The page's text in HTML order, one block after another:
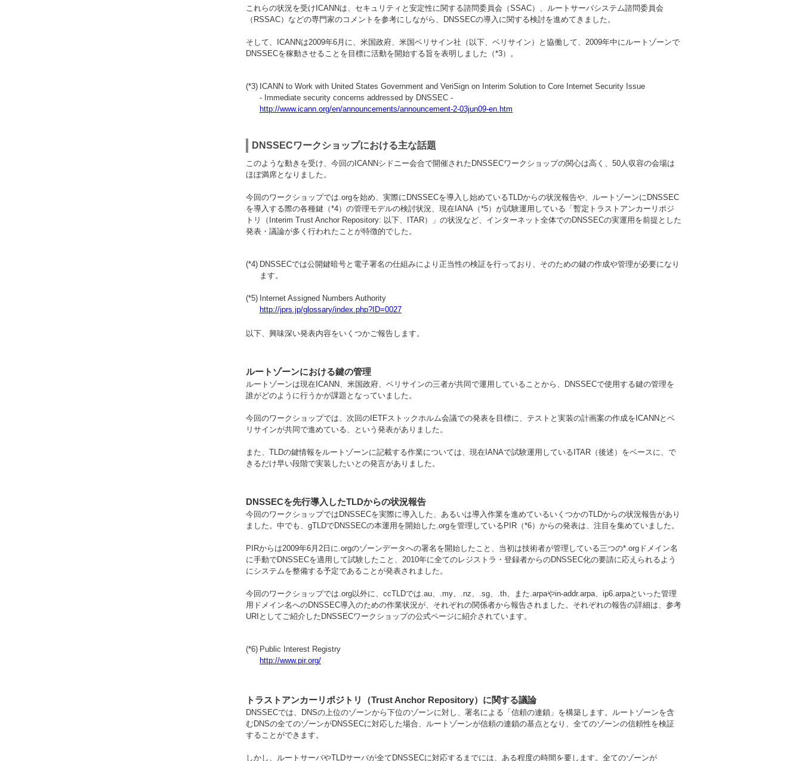
これらの状況を受けICANNは、セキュリティと安定性に関する諮問委員会（SSAC）、ルートサーバシステム諮問委員会
（RSSAC）などの専門家のコメントを参考にしながら、DNSSECの導入に関する検討を進めてきました。
そして、ICANNは2009年6月に、米国政府、米国ベリサイン社（以下、ベリサイン）と協働して、2009年中にルートゾーンで
DNSSECを稼動させることを目標に活動を開始する旨を表明しました（*3）。
(*3) ICANN to Work with United States Government and VeriSign on Interim Solution to Core Internet Security Issue
- Immediate security concerns addressed by DNSSEC -
http://www.icann.org/en/announcements/announcement-2-03jun09-en.htm
DNSSECワークショップにおける主な話題
このような動きを受け、今回のICANNシドニー会合で開催されたDNSSECワークショップの関心は高く、50人収容の会場は
ほぼ満席となりました。
今回のワークショップでは.orgを始め、実際にDNSSECを導入し始めているTLDからの状況報告や、ルートゾーンにDNSSEC
を導入する際の各種鍵（*4）の管理モデルの検討状況、現在IANA（*5）が試験運用している「暫定トラストアンカーリポジ
トリ（Interim Trust Anchor Repository: 以下、ITAR）」の状況など、インターネット全体でのDNSSECの実運用を前提とした
発表・議論が多く行われたことが特徴的でした。
(*4) DNSSECでは公開鍵暗号と電子署名の仕組みにより正当性の検証を行っており、そのための鍵の作成や管理が必要になり
ます。
(*5) Internet Assigned Numbers Authority
http://jprs.jp/glossary/index.php?ID=0027
以下、興味深い発表内容をいくつかご報告します。
ルートゾーンにおける鍵の管理
ルートゾーンは現在ICANN、米国政府、ベリサインの三者が共同で運用していることから、DNSSECで使用する鍵の管理を
誰がどのように行うかが課題となっていました。
今回のワークショップでは、次回のIETFストックホルム会議での発表を目標に、テストと実装の計画案の作成をICANNとベ
リサインが共同で進めている、という発表がありました。
また、TLDの鍵情報をルートゾーンに記載する作業については、現在IANAで試験運用しているITAR（後述）をベースに、で
きるだけ早い段階で実装したいとの発言がありました。
DNSSECを先行導入したTLDからの状況報告
今回のワークショップではDNSSECを実際に導入した、あるいは導入作業を進めているいくつかのTLDからの状況報告があり
ました。中でも、gTLDでDNSSECの本運用を開始した.orgを管理しているPIR（*6）からの発表は、注目を集めていました。
PIRからは2009年6月2日に.orgのゾーンデータへの署名を開始したこと、当初は技術者が管理している三つの*.orgドメイン名
に手動でDNSSECを適用して試験したこと、2010年に全てのレジストラ・登録者からのDNSSEC化の要請に応えられるよう
にシステムを整備する予定であることが発表されました。
今回のワークショップでは.org以外に、ccTLDでは.au、.my、.nz、.sg、.th、また.arpaやin-addr.arpa、ip6.arpaといった管理
用ドメイン名へのDNSSEC導入のための作業状況が、それぞれの関係者から報告されました。それぞれの報告の詳細は、参考
URIとしてご紹介したDNSSECワークショップの公式ページに紹介されています。
(*6) Public Interest Registry
http://www.pir.org/
トラストアンカーリポジトリ（Trust Anchor Repository）に関する議論
DNSSECでは、DNSの上位のゾーンから下位のゾーンに対し、署名による「信頼の連鎖」を構築します。ルートゾーンを含
むDNSの全てのゾーンがDNSSECに対応した場合、ルートゾーンが信頼の連鎖の基点となり、全てのゾーンの信頼性を検証
することができます。
しかし、ルートサーバやTLDサーバが全てDNSSECに対応するまでには、ある程度の時間を要します。全てのゾーンが